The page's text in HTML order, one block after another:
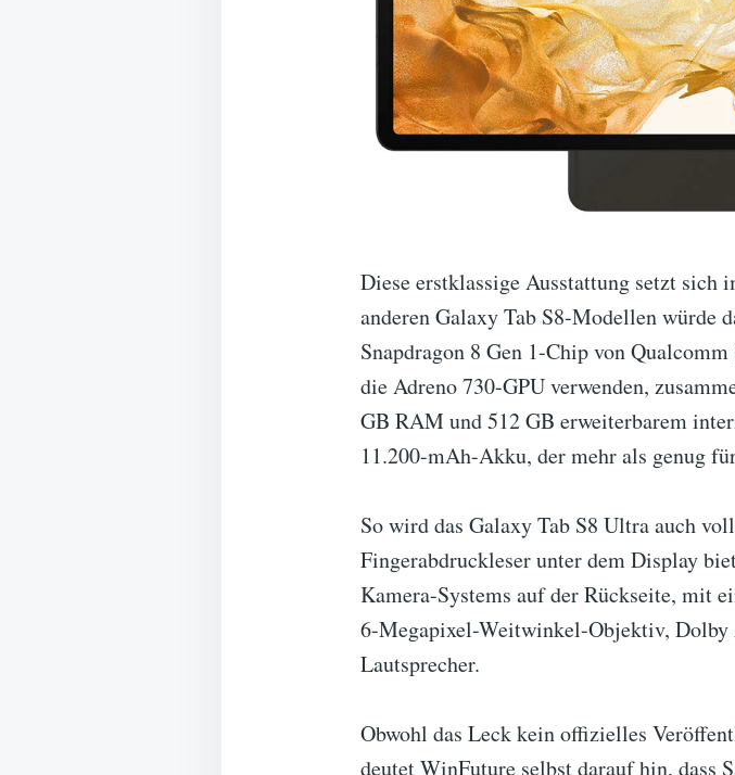
Diese erstklassige Ausstattung setzt
anderen Galaxy Tab S8-Modellen würde
Snapdragon 8 Gen 1-Chip von
die Adreno 730-GPU verwenden,
GB RAM und 512 GB erweiterbarem
11.200-mAh-Akku, der mehr als genug
So wird das Galaxy Tab S8 Ultra auch
Fingerabdruckleser unter dem Display
Kamera-Systems auf der Rückseite, mit
6-Megapixel-Weitwinkel-Objektiv,
Lautsprecher.
Obwohl das Leck kein offizielles
deutet WinFuture selbst darauf hin, dass